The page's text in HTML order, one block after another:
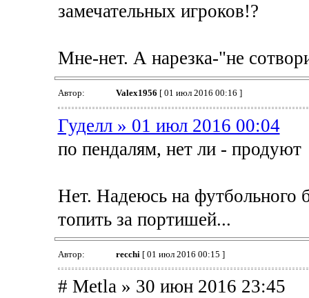
замечательных игроков!?
Мне-нет. А нарезка-"не
Автор: Valex1956 [ 01 июл 2016 00:16 ]
Гуделл » 01 июл 2016 00:04
по пендалям, нет ли - продуют
Нет. Надеюсь на футбольного
топить за портишей...
Автор: recchi [ 01 июл 2016 00:15 ]
# Metla » 30 июн 2016 23:45